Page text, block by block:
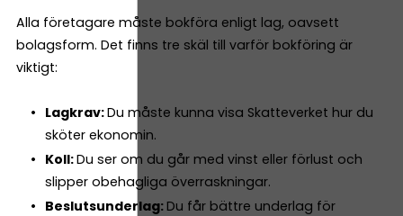
Alla företagare måste bokföra enligt lag, oavsett
bolagsform. Det finns tre skäl till varför bokföring är
viktigt:
Lagkrav:Du måste kunna visa Skatteverket hur du
sköter ekonomin.
Koll:Du ser om du går med vinst eller förlust och
slipper obehagliga överraskningar.
Beslutsunderlag: Du får bättre underlag för